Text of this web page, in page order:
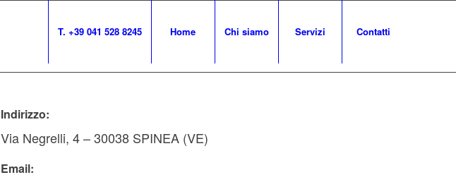
T. +39 041 528 8245 Home Chi siamo Servizi Contatti
Indirizzo:
Via Negrelli, 4 – 30038 SPINEA (VE)
Email: